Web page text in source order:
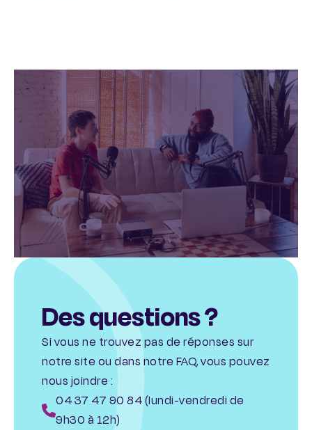
Des questions ?
Si vous ne trouvez pas de réponses sur
notre site ou dans notre FAQ, vous pouvez
nous joindre :
04 37 47 90 84 (lundi-vendredi de
9h30 à 12h)